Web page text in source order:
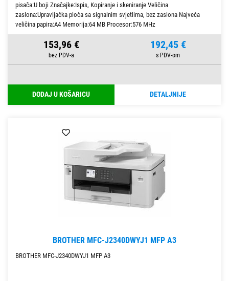
pisača:U boji Značajke:Ispis, Kopiranje i skeniranje Veličina
zaslona:Upravljačka ploča sa signalnim svjetlima, bez zaslona Najveća
veličina papira:A4 Memorija:64 MB Procesor:576 MHz
153,96 € 192,45 €
DODAJ U KOŠARICU DETALJNIJE
BROTHER MFC-J2340DWYJ1 MFP A3
BROTHER MFC-J2340DWYJ1 MFP A3